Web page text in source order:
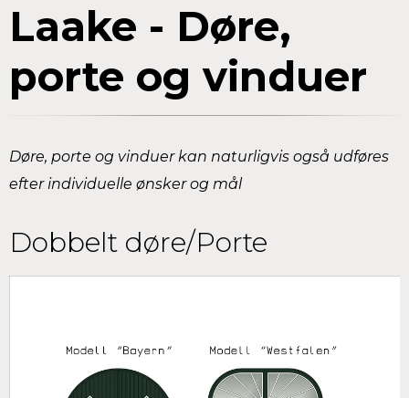
Laake - Døre,
porte og vinduer
Døre, porte og vinduer kan naturligvis også udføres
efter individuelle ønsker og mål
Dobbelt døre/Porte